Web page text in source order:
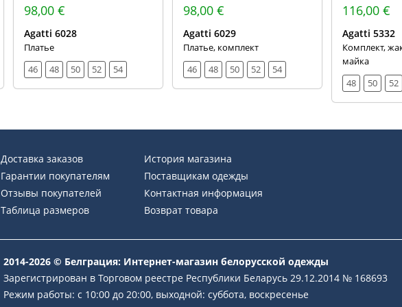
98,00 €
Agatti 6028
Платье
46
48 50 52 54
98,00 €
Agatti 6029
Платье, комплект
46
48 50 52 54
116,00 €
Agatti 5332
Комплект,
майка
48
50 52
Доставка заказов
Гарантии покупателям
Отзывы покупателей
Таблица размеров
История магазина
Поставщикам одежды
Контактная информация
Возврат товара
2014-2026 © Белграция: Интернет-магазин белорусской одежды
Зарегистрирован в Торговом реестре Республики Беларусь 29.12.2014 № 168693
Режим работы: с 10:00 до 20:00, выходной: суббота, воскресенье